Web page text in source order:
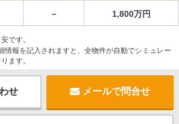
－ 1,800万円
です。
情報を記入されますと、全物件が自動でシミュレー
ます。
せ メールで問合せ